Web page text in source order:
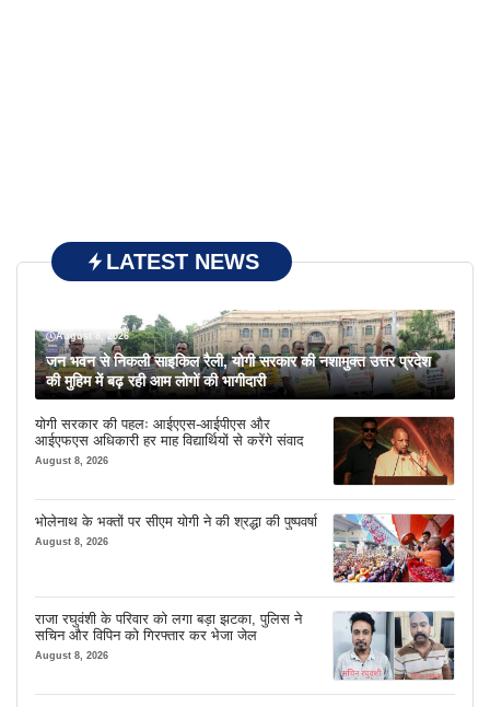
LATEST NEWS
August 8, 2026
जन भवन से निकली साइकिल रैली, योगी सरकार की नशामुक्त उत्तर प्रदेश
की मुहिम में बढ़ रही आम लोगों की भागीदारी
योगी सरकार की पहलः आईएएस-आईपीएस और
आईएफएस अधिकारी हर माह विद्यार्थियों से करेंगे संवाद
August 8, 2026
भोलेनाथ के भक्तों पर सीएम योगी ने की श्रद्धा की पुष्पवर्षा
August 8, 2026
राजा रघुवंशी के परिवार को लगा बड़ा झटका, पुलिस ने
सचिन और विपिन को गिरफ्तार कर भेजा जेल
August 8, 2026